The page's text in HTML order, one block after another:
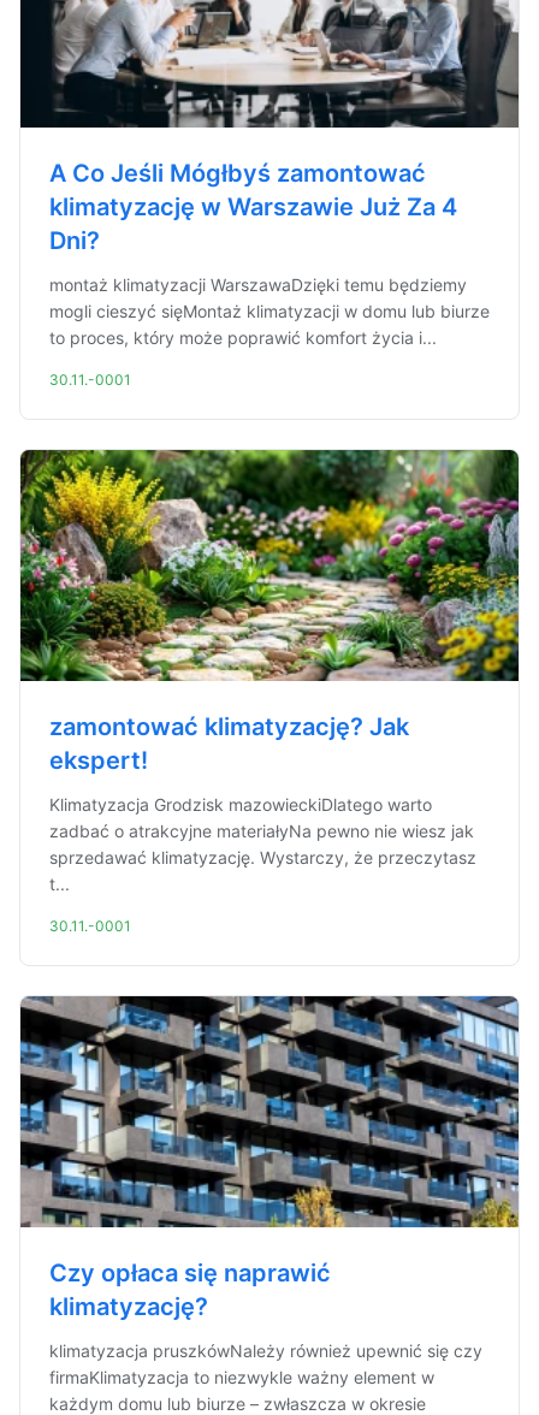
A Co Jeśli Mógłbyś zamontować
klimatyzację w Warszawie Już Za 4
Dni?
montaż klimatyzacji WarszawaDzięki temu będziemy
mogli cieszyć sięMontaż klimatyzacji w domu lub biurze
to proces, który może poprawić komfort życia i...
30.11.-0001
zamontować klimatyzację? Jak
ekspert!
Klimatyzacja Grodzisk mazowieckiDlatego warto
zadbać o atrakcyjne materiałyNa pewno nie wiesz jak
sprzedawać klimatyzację. Wystarczy, że przeczytasz
t...
30.11.-0001
Czy opłaca się naprawić
klimatyzację?
klimatyzacja pruszkówNależy również upewnić się czy
firmaKlimatyzacja to niezwykle ważny element w
każdym domu lub biurze – zwłaszcza w okresie